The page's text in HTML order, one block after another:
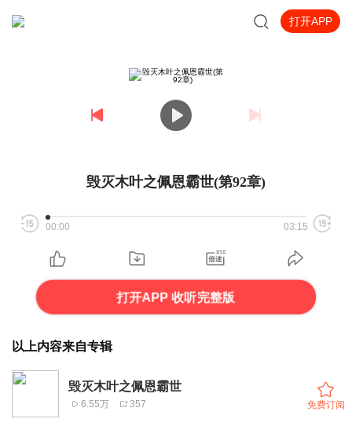
打开APP
毁灭木叶之佩恩霸世(第92章)
00:00 03:15
打开APP 收听完整版
以上内容来自专辑
毁灭木叶之佩恩霸世
6.55万 357 免费订阅